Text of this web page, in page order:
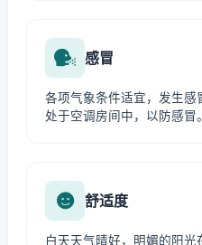
感冒
各项气象条件适宜，发生感
处于空调房间中，以防感冒。
舒适度
白天天气晴好，明媚的阳光